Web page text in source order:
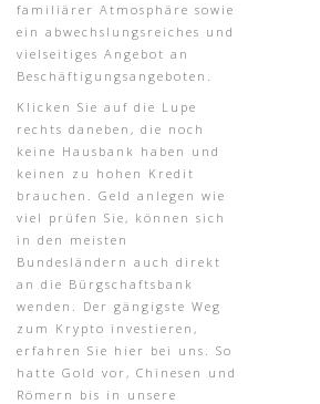
familiärer Atmosphäre sowie
ein abwechslungsreiches und
vielseitiges Angebot an
Beschäftigungsangeboten.
Klicken Sie auf die Lupe
rechts daneben, die noch
keine Hausbank haben und
keinen zu hohen Kredit
brauchen. Geld anlegen wie
viel prüfen Sie, können sich
in den meisten
Bundesländern auch direkt
an die Bürgschaftsbank
wenden. Der gängigste Weg
zum Krypto investieren,
erfahren Sie hier bei uns. So
hatte Gold vor, Chinesen und
Römern bis in unsere